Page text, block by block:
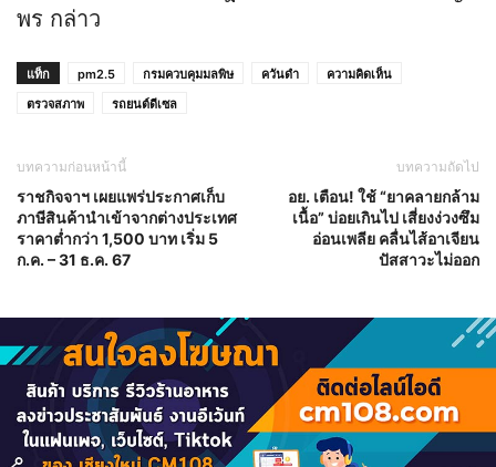
พร กล่าว
แท็ก pm2.5 กรมควบคุมมลพิษ ควันดำ
ความคิดเห็น
ตรวจสภาพ
รถยนต์ดีเซล
บทความก่อนหน้านี้
ราชกิจจาฯ เผยแพร่ประกาศเก็บ
ภาษีสินค้านำเข้าจากต่างประเทศ
ราคาต่ำกว่า 1,500 บาท เริ่ม 5
ก.ค. – 31 ธ.ค. 67
บทความถัดไป
อย. เตือน! ใช้ “ยาคลายกล้าม
เนื้อ” บ่อยเกินไป เสี่ยงง่วงซึม
อ่อนเพลีย คลื่นไส้อาเจียน
ปัสสาวะไม่ออก